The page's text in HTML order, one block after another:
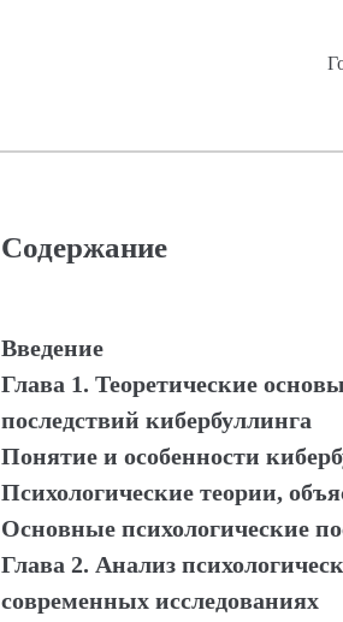
Содержание
Введение
Глава 1. Теоретические
последствий кибербуллинга
Понятие и особенности
Психологические теории,
Основные психологические
Глава 2. Анализ
современных исследованиях